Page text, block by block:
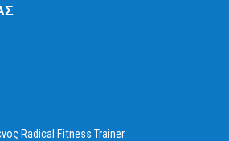
Radical Fitness Trainer